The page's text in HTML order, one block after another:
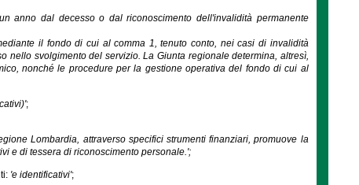
anno dal decesso o dal riconoscimento dell'invalidità permanente
il fondo di cui al comma 1, tenuto conto, nei casi di invalidità
nello svolgimento del servizio. La Giunta regionale determina, altresì,
nonché le procedure per la gestione operativa del fondo di cui al
;
Lombardia, attraverso specifici strumenti finanziari, promuove la
e di tessera di riconoscimento personale.';
'e identificativi';